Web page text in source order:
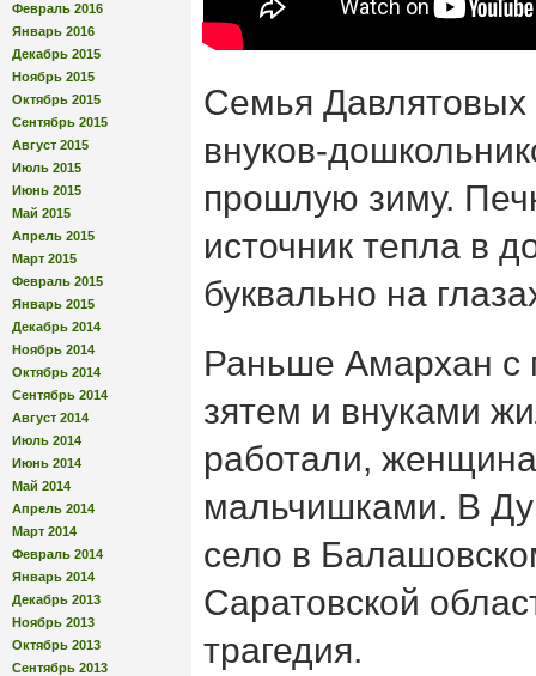
Февраль 2016
Январь 2016
Декабрь 2015
Ноябрь 2015
Октябрь 2015
Сентябрь 2015
Август 2015
Июль 2015
Июнь 2015
Май 2015
Апрель 2015
Март 2015
Февраль 2015
Январь 2015
Декабрь 2014
Ноябрь 2014
Октябрь 2014
Сентябрь 2014
Август 2014
Июль 2014
Июнь 2014
Май 2014
Апрель 2014
Март 2014
Февраль 2014
Январь 2014
Декабрь 2013
Ноябрь 2013
Октябрь 2013
Сентябрь 2013
Семья
внуков-
прошлую зиму.
источник тепла в
буквально на
Раньше Амархан
зятем и внуками
работали,
мальчишками. В
село в
Саратовской
трагедия.